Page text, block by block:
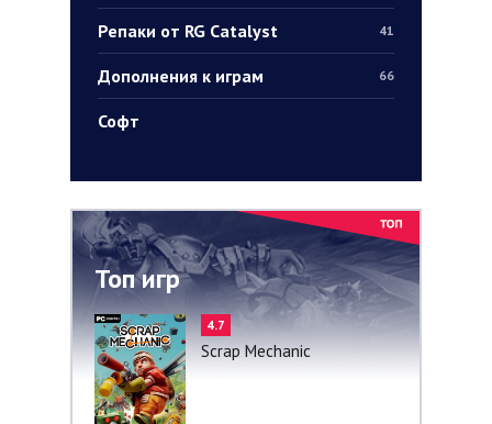
Репаки от RG Catalyst 41
Дополнения к играм 66
Софт
Топ игр
4.7
Scrap Mechanic